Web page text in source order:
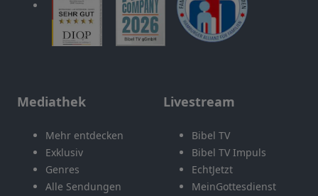
Mediathek
Mehr entdecken
Exklusiv
Genres
Alle Sendungen
Livestream
Bibel TV
Bibel TV Impuls
EchtJetzt
MeinGottesdienst